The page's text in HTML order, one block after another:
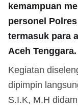
kemampuan
personel
termasuk para
Aceh Tenggara.
Kegiatan
dipimpin
S.I.K, M.H